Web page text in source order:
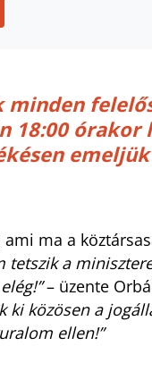
minden
18:00 órakor
ami ma a
tetszik a
– üzente
ki közösen a
ellen!”